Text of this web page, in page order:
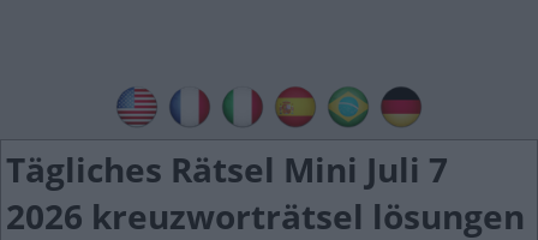
Tägliches Rätsel Mini Juli 7
2026 kreuzworträtsel lösungen